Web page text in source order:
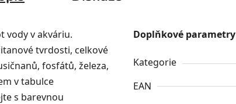
vody v akváriu.
tvrdosti, celkové
fosfátů, železa,
v tabulce
s barevnou
Doplňkové parametry
Kategorie
EAN